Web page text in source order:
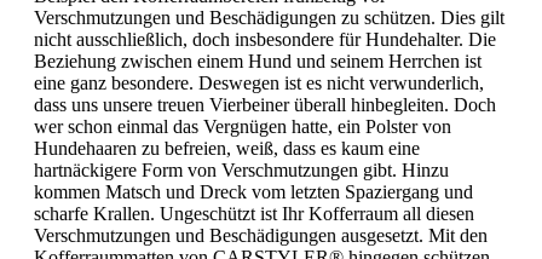
Verschmutzungen und Beschädigungen zu schützen. Dies gilt
nicht ausschließlich, doch insbesondere für Hundehalter. Die
Beziehung zwischen einem Hund und seinem Herrchen ist
eine ganz besondere. Deswegen ist es nicht verwunderlich,
dass uns unsere treuen Vierbeiner überall hinbegleiten. Doch
wer schon einmal das Vergnügen hatte, ein Polster von
Hundehaaren zu befreien, weiß, dass es kaum eine
hartnäckigere Form von Verschmutzungen gibt. Hinzu
kommen Matsch und Dreck vom letzten Spaziergang und
scharfe Krallen. Ungeschützt ist Ihr Kofferraum all diesen
Verschmutzungen und Beschädigungen ausgesetzt. Mit den